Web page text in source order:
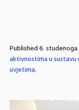
Published6. studenoga
aktivnostima u
uvjetima.